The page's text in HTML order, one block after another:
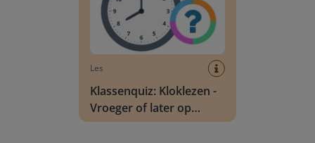
Les
Klassenquiz: Kloklezen -
Vroeger of later op
analoge klokken